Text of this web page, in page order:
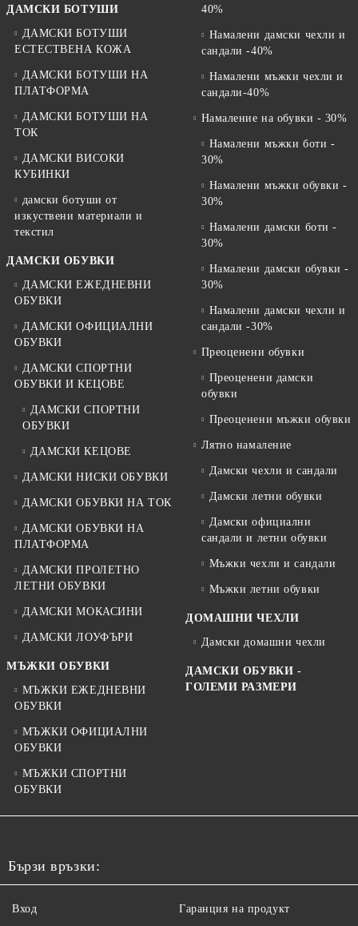
ДАМСКИ БОТУШИ
ДАМСКИ БОТУШИ
ЕСТЕСТВЕНА КОЖА
ДАМСКИ БОТУШИ НА
ПЛАТФОРМА
ДАМСКИ БОТУШИ НА
ТОК
ДАМСКИ ВИСОКИ
КУБИНКИ
дамски ботуши от
изкуствени материали и
текстил
ДАМСКИ ОБУВКИ
ДАМСКИ ЕЖЕДНЕВНИ
ОБУВКИ
ДАМСКИ ОФИЦИАЛНИ
ОБУВКИ
ДАМСКИ СПОРТНИ
ОБУВКИ И КЕЦОВЕ
ДАМСКИ СПОРТНИ
ОБУВКИ
ДАМСКИ КЕЦОВЕ
ДАМСКИ НИСКИ ОБУВКИ
ДАМСКИ ОБУВКИ НА ТОК
ДАМСКИ ОБУВКИ НА
ПЛАТФОРМА
ДАМСКИ ПРОЛЕТНО
ЛЕТНИ ОБУВКИ
ДАМСКИ МОКАСИНИ
ДАМСКИ ЛОУФЪРИ
МЪЖКИ ОБУВКИ
МЪЖКИ ЕЖЕДНЕВНИ
ОБУВКИ
МЪЖКИ ОФИЦИАЛНИ
ОБУВКИ
МЪЖКИ СПОРТНИ
ОБУВКИ
40%
Намалени дамски чехли и
сандали -40%
Намалени мъжки чехли и
сандали-40%
Намаление на обувки - 30%
Намалени мъжки боти -
30%
Намалени мъжки обувки -
30%
Намалени дамски боти -
30%
Намалени дамски обувки -
30%
Намалени дамски чехли и
сандали -30%
Преоценени обувки
Преоценени дамски
обувки
Преоценени мъжки обувки
Лятно намаление
Дамски чехли и сандали
Дамски летни обувки
Дамски официални
сандали и летни обувки
Мъжки чехли и сандали
Мъжки летни обувки
ДОМАШНИ ЧЕХЛИ
Дамски домашни чехли
ДАМСКИ ОБУВКИ -
ГОЛЕМИ РАЗМЕРИ
Бързи връзки:
Вход Гаранция на продукт